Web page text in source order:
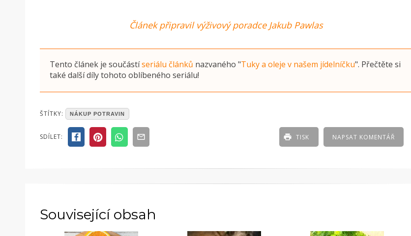
Článek připravil výživový poradce Jakub Pawlas
Tento článek je součástíseriálu článků nazvaného "Tuky a oleje v našem jídelníčku". Přečtěte si
také další díly tohoto oblíbeného seriálu!
POSTED
ČLÁNKY
ŠTÍTKY: NÁKUP POTRAVIN
SDÍLET: NAPSAT KOMENTÁŘ
TISK
Související obsah